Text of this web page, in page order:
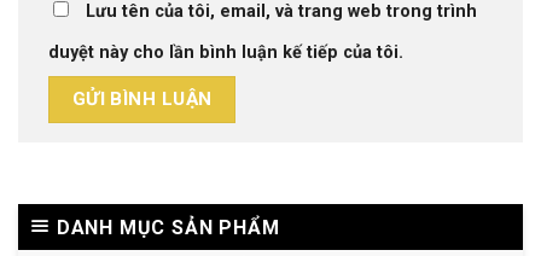
Lưu tên của tôi, email, và trang web trong trình
duyệt này cho lần bình luận kế tiếp của tôi.
DANH MỤC SẢN PHẨM